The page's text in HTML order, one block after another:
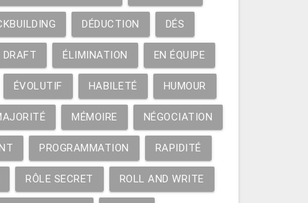
DÉDUCTION DÉS
DRAFT ÉLIMINATION EN ÉQUIPE
ÉVOLUTIF HABILETÉ HUMOUR
MÉMOIRE NÉGOCIATION
PROGRAMMATION RAPIDITÉ
RÔLE SECRET ROLL AND WRITE